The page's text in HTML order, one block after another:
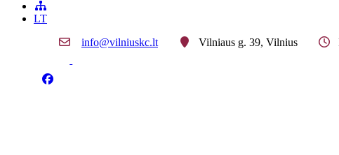
LT
info@vilniuskc.lt
Vilniaus g. 39, Vilnius